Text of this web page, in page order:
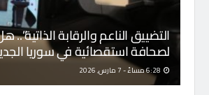
التضييق الناعم والرقابة
لصحافة استقصائية في سوريا